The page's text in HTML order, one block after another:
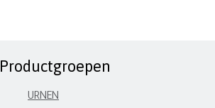
Productgroepen
URNEN